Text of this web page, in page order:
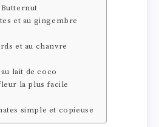
et au gingembre
et au chanvre
lait de coco
la plus facile
simple et copieuse